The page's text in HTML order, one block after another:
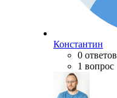
Константин
0 ответов
1 вопрос